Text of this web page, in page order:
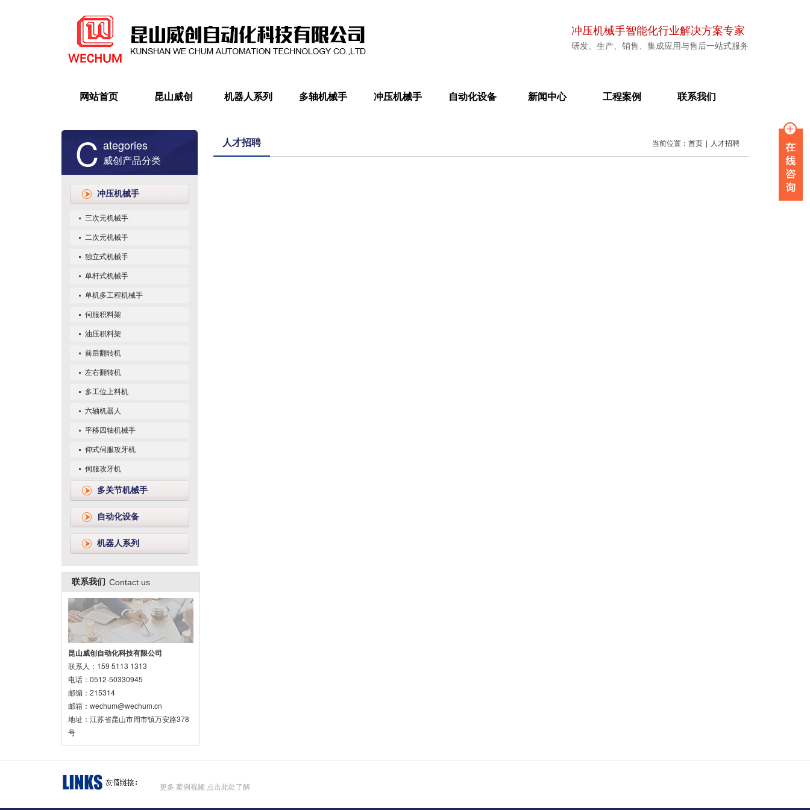
冲压机械手智能化行业解决方案专家
研发、生产、销售、集成应用与售后一站式服务
网站首页 昆山威创 机器人系列 多轴机械手 冲压机械手 自动化设备 新闻中心 工程案例 联系我们
C ategories
威创产品分类
冲压机械手
三次元机械手
二次元机械手
独立式机械手
单杆式机械手
单机多工程机械手
伺服积料架
油压积料架
前后翻转机
左右翻转机
多工位上料机
六轴机器人
平移四轴机械手
仰式伺服攻牙机
伺服攻牙机
多关节机械手
自动化设备
机器人系列
联系我们 Contact us
昆山威创自动化科技有限公司
联系人：159 5113 1313
电话：0512-50330945
邮编：215314
邮箱：wechum@wechum.cn
地址：江苏省昆山市周市镇万安路378
号
人才招聘 当前位置： 首页 | 人才招聘
更多 案例视频 点击此处了解